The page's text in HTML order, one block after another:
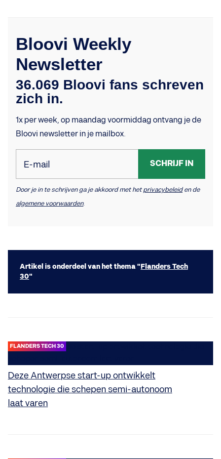
Bloovi Weekly
Newsletter
36.069 Bloovi fans schreven
zich in.
1x per week, op maandag voormiddag ontvang je de
Bloovi newsletter in je mailbox.
E-mail SCHRIJF IN
Door je in te schrijven ga je akkoord met hetprivacybeleiden de
algemene voorwaarden.
Artikel is onderdeel van het thema "Flanders Tech
30"
FLANDERS TECH 30
Deze Antwerpse start-up ontwikkelt
technologie die schepen semi-autonoom
laat varen